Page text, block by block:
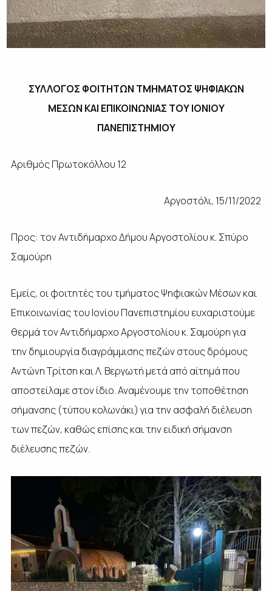
ΣΥΛΛΟΓΟΣ ΦΟΙΤΗΤΩΝ ΤΜΗΜΑΤΟΣ ΨΗΦΙΑΚΩΝ
ΜΕΣΩΝ ΚΑΙ ΕΠΙΚΟΙΝΩΝΙΑΣ ΤΟΥ ΙΟΝΙΟΥ
ΠΑΝΕΠΙΣΤΗΜΙΟΥ
Αριθμός Πρωτοκόλλου 12
Αργοστόλι, 15/11/2022
Προς: τον Αντιδήμαρχο Δήμου Αργοστολίου κ. Σπύρο
Σαμούρη
Εμείς, οι φοιτητές του τμήματος Ψηφιακών Μέσων και
Επικοινωνίας του Ιονίου Πανεπιστημίου ευχαριστούμε
θερμά τον Αντιδήμαρχο Αργοστολίου κ. Σαμούρη για
την δημιουργία διαγράμμισης πεζών στους δρόμους
Αντώνη Τρίτση και Λ. Βεργωτή μετά από αίτημά που
αποστείλαμε στον ίδιο. Αναμένουμε την τοποθέτηση
σήμανσης (τύπου κολωνάκι) για την ασφαλή διέλευση
των πεζών, καθώς επίσης και την ειδική σήμανση
διέλευσης πεζών.